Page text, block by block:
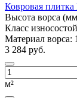
Ковровая
Высота ворса
Класс
Материал ворса:
3 284 руб.
м²